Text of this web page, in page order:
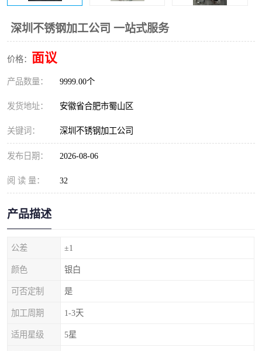
深圳不锈钢加工公司 一站式服务
价格： 面议
产品数量： 9999.00个
发货地址： 安徽省合肥市蜀山区
关键词： 深圳不锈钢加工公司
发布日期： 2026-08-06
阅 读 量： 32
产品描述
公差 ±1
颜色 银白
可否定制 是
加工周期 1-3天
适用星级 5星